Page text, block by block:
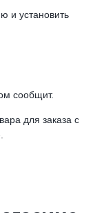
и установить
сообщит.
для заказа с